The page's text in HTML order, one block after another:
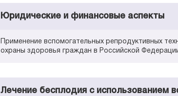
Юридические и финансовые аспекты
Применение вспомогательных репродуктивных
охраны здоровья граждан в Российской
Лечение бесплодия с использованием